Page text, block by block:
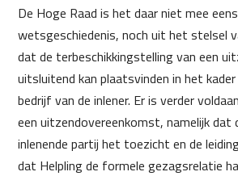
De Hoge Raad is het daar niet mee
wetsgeschiedenis, noch uit het stelsel
dat de terbeschikkingstelling van een
uitsluitend kan plaatsvinden in het
bedrijf van de inlener. Er is verder
een uitzendovereenkomst, namelijk dat
inlenende partij het toezicht en de
dat Helpling de formele gezagsrelatie